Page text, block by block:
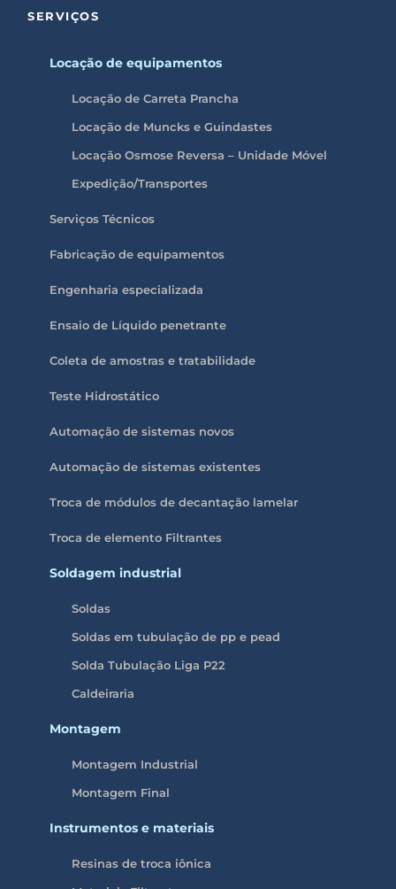
SERVIÇOS
Locação de equipamentos
Locação de Carreta Prancha
Locação de Muncks e Guindastes
Locação Osmose Reversa – Unidade Móvel
Expedição/Transportes
Serviços Técnicos
Fabricação de equipamentos
Engenharia especializada
Ensaio de Líquido penetrante
Coleta de amostras e tratabilidade
Teste Hidrostático
Automação de sistemas novos
Automação de sistemas existentes
Troca de módulos de decantação lamelar
Troca de elemento Filtrantes
Soldagem industrial
Soldas
Soldas em tubulação de pp e pead
Solda Tubulação Liga P22
Caldeiraria
Montagem
Montagem Industrial
Montagem Final
Instrumentos e materiais
Resinas de troca iônica